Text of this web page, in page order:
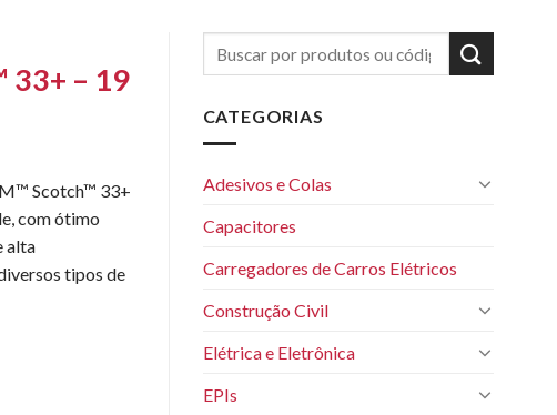
CATEGORIAS
Adesivos e Colas
Capacitores
Carregadores de Carros Elétricos
Construção Civil
Elétrica e Eletrônica
EPIs
33+ – 19
Scotch™ 33+
com ótimo
alta
tipos de